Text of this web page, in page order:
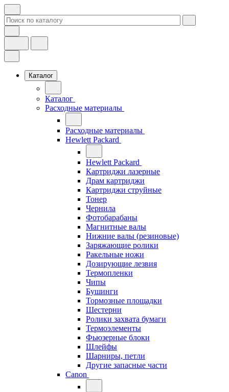
Каталог
Каталог
Расходные материалы
Расходные материалы
Hewlett Packard
Hewlett Packard
Картриджи лазерные
Драм картриджи
Картриджи струйные
Тонер
Чернила
Фотобарабаны
Магнитные валы
Нижние валы (резиновые)
Заряжающие ролики
Ракельные ножи
Дозирующие лезвия
Термопленки
Чипы
Бушинги
Тормозные площадки
Шестерни
Ролики захвата бумаги
Термоэлементы
Фьюзерные блоки
Шлейфы
Шарниры, петли
Другие запасные части
Canon